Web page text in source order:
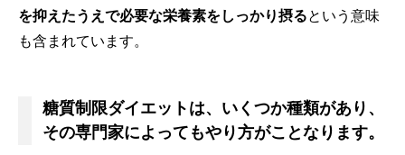
を抑えたうえで必要な栄養素をしっかり摂るという意味
も含まれています。
糖質制限ダイエットは、いくつか種類があり、
その専門家によってもやり方がことなります。